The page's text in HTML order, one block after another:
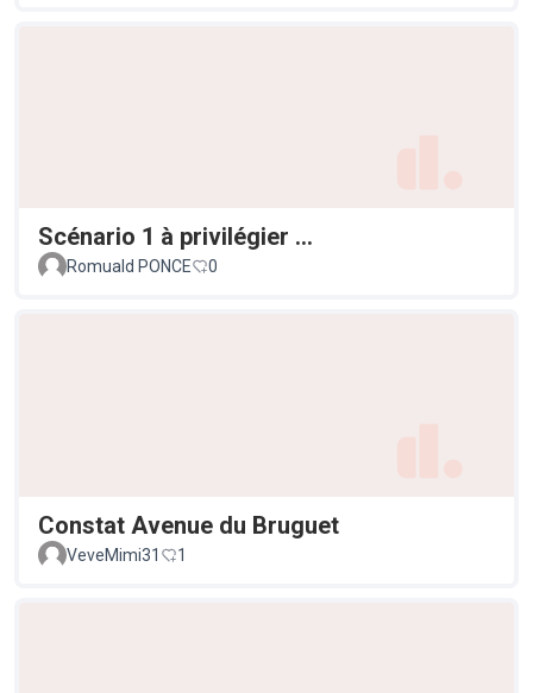
Scénario 1 à privilégier ...
Romuald PONCE 0
Constat Avenue du Bruguet
VeveMimi31 1